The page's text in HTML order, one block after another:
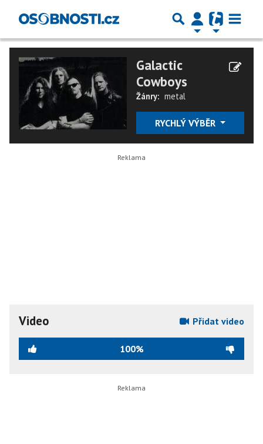
Galactic
Cowboys
Žánry: metal
RYCHLÝ VÝBĚR
Video Přidat video
100%